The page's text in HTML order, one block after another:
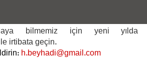
bilmemiz için yeni yılda
irtibata geçin.
h.beyhadi@gmail.com